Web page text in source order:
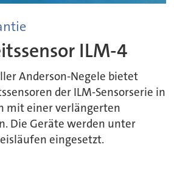
ILM-4
Anderson-Negele bietet
der ILM-Sensorserie in
mit einer verlängerten
Die Geräte werden unter
eingesetzt.